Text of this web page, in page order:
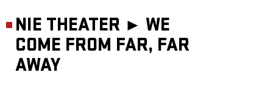
NIE THEATER ► WE
COME FROM FAR, FAR
AWAY